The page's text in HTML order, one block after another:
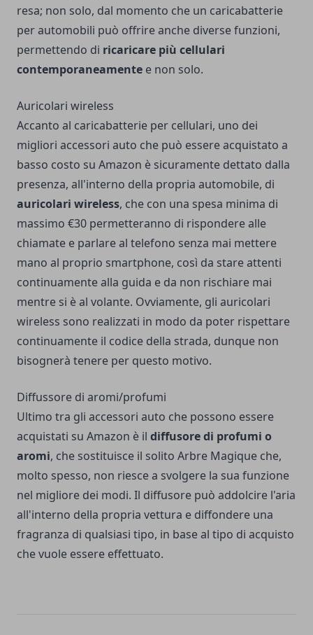
resa; non solo, dal momento che un caricabatterie
per automobili può offrire anche diverse funzioni,
permettendo di ricaricare più cellulari
contemporaneamente e non solo.
Auricolari wireless
Accanto al caricabatterie per cellulari, uno dei
migliori accessori auto che può essere acquistato a
basso costo su Amazon è sicuramente dettato dalla
presenza, all'interno della propria automobile, di
auricolari wireless, che con una spesa minima di
massimo €30 permetteranno di rispondere alle
chiamate e parlare al telefono senza mai mettere
mano al proprio smartphone, così da stare attenti
continuamente alla guida e da non rischiare mai
mentre si è al volante. Ovviamente, gli auricolari
wireless sono realizzati in modo da poter rispettare
continuamente il codice della strada, dunque non
bisognerà tenere per questo motivo.
Diffussore di aromi/profumi
Ultimo tra gli accessori auto che possono essere
acquistati su Amazon è il diffusore di profumi o
aromi, che sostituisce il solito Arbre Magique che,
molto spesso, non riesce a svolgere la sua funzione
nel migliore dei modi. Il diffusore può addolcire l'aria
all'interno della propria vettura e diffondere una
fragranza di qualsiasi tipo, in base al tipo di acquisto
che vuole essere effettuato.